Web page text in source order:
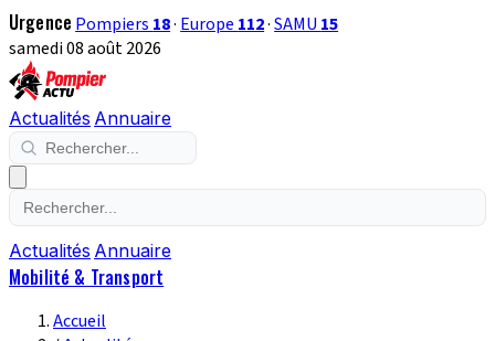
Urgence Pompiers 18· Europe 112·SAMU 15
samedi 08 août 2026
Actualités Annuaire
Actualités Annuaire
Mobilité & Transport
Accueil